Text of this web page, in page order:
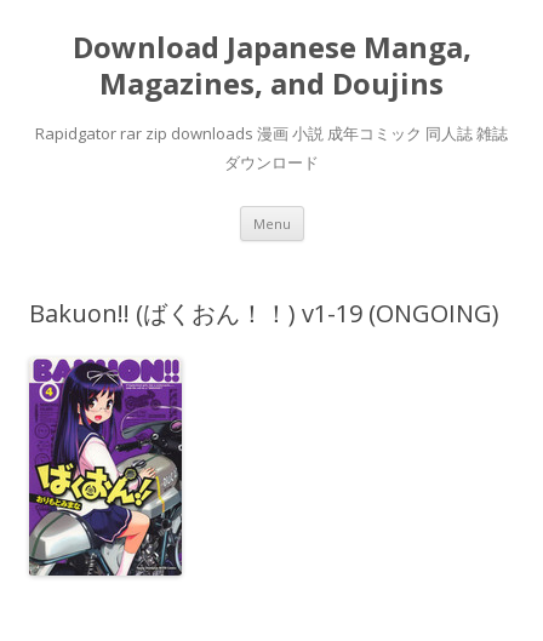
Download Japanese Manga,
Magazines, and Doujins
Rapidgator rar zip downloads 漫画 小説 成年コミック 同人誌 雑誌
ダウンロード
Menu Skip
content
Bakuon!! (ばくおん！！) v1-19 (ONGOING)